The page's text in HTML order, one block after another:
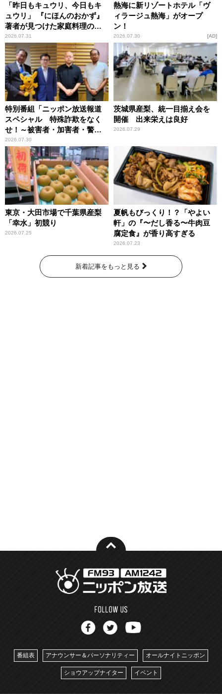
「昨日もキュウリ、今日もキ
ュウリ」 『にほんのおかず』
著者が見つけた家庭料理の知
恵
2026.07.31
熱海に新リゾートホテル「ヴ
ィラージュ熱海」がオープ
ン！
2026.07.30 AD
特別番組「ニッポン放送報道
スペシャル 特殊詐欺をなく
せ！～被害者・加害者・警視
庁が語るトクリュウの実態
～」放送
2026.07.30
茨城県産梨、統一目揃え会を
開催 出来栄えは良好
2026.07.29
東京・大田市場で千葉県産梨
「幸水」初競り
2026.07.25
夏帆もびっくり！？「やよい
軒」の『〜だし香る〜牛肉豆
腐定食』が香り高すぎる
2026.07.23
新着記事をもっと見る
番組表 アナウンサー＆パーソナリティー オールナイトニッポン
ショウアップナイター イベント